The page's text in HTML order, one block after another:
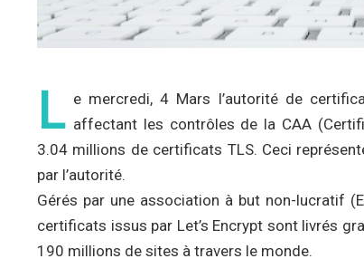
L e mercredi, 4 Mars l’autorité de
affectant les contrôles de la CAA
3.04 millions de certificats TLS. Ceci
par l’autorité.
Gérés par une association à but non-lucratif
certificats issus par Let’s Encrypt sont livrés
190 millions de sites à travers le monde.